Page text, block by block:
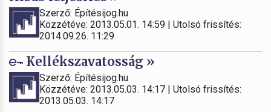
Szerző: Építésijog.hu
Közzétéve: 2013.05.01. 14:59 | Utolsó frissítés:
2014.09.26. 11:29
Kellékszavatosság »
Szerző: Építésijog.hu
Közzétéve: 2013.05.03. 14:17 | Utolsó frissítés:
2013.05.03. 14:17